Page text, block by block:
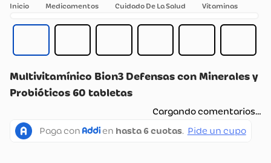
Medicamentos Cuidado De La Salud Vitaminas
Multivitamínico Bion3 Defensas con Minerales y
Probióticos 60 tabletas
Cargando comentarios…